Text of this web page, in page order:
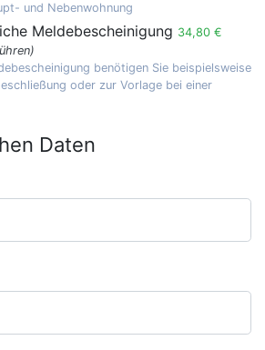
und Nebenwohnung
Meldebescheinigung 34,80 €
benötigen Sie beispielsweise
oder zur Vorlage bei einer
Daten